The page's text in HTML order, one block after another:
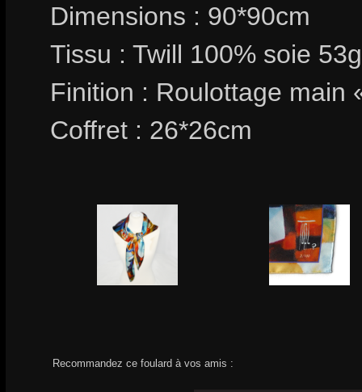
Dimensions : 90*90cm
Tissu : Twill 100% soie
Finition : Roulottage main
Coffret : 26*26cm
Recommandez ce foulard à vos amis :